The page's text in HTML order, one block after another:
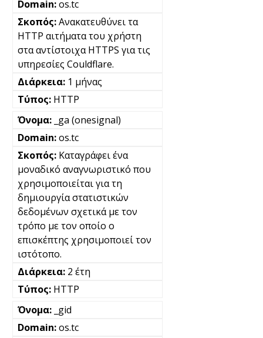
os.tc
Ανακατευθύνει τα
HTTP αιτήματα του χρήστη
στα αντίστοιχα HTTPS για τις
υπηρεσίες Couldflare.
1 μήνας
HTTP
_ga (onesignal)
os.tc
Καταγράφει ένα
μοναδικό αναγνωριστικό που
χρησιμοποιείται για τη
δημιουργία στατιστικών
δεδομένων σχετικά με τον
τρόπο με τον οποίο ο
επισκέπτης χρησιμοποιεί τον
ιστότοπο.
2 έτη
HTTP
_gid
os.tc